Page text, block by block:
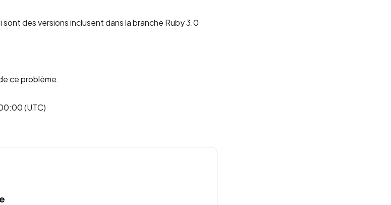
des versions inclusent dans la branche Ruby 3.0
ce problème.
(UTC)